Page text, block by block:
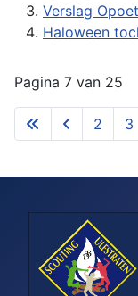
Verslag
Haloween
Pagina 7 van 25
2 3